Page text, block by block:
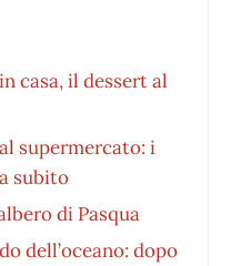
casa, il dessert al
supermercato: i
subito
di Pasqua
dell’oceano: dopo